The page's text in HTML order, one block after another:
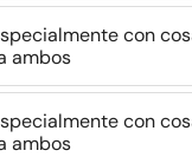
con
ambos
con
ambos